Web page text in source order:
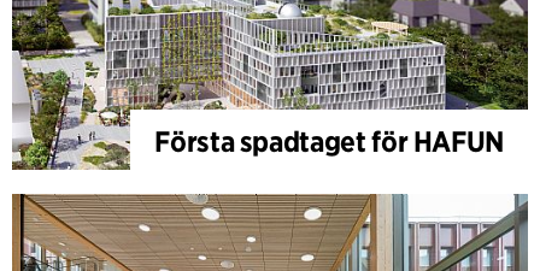
Första spadtaget för HAFUN